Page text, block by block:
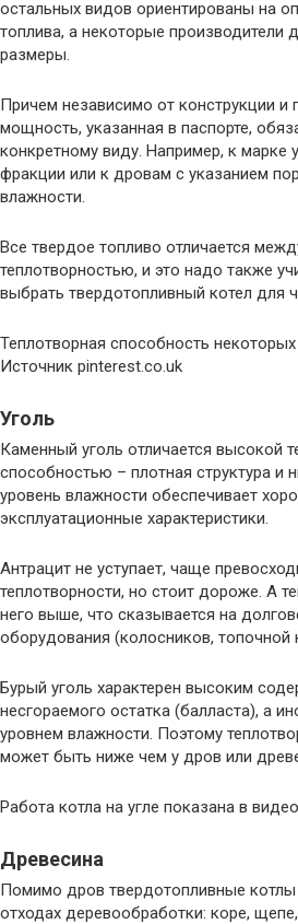
остальных видов ориентированы на
топлива, а некоторые производители
размеры.
Причем независимо от конструкции и
мощность, указанная в паспорте,
конкретному виду. Например, к марке
фракции или к дровам с указанием
влажности.
Все твердое топливо отличается
теплотворностью, и это надо также
выбрать твердотопливный котел для
Теплотворная способность
Источник pinterest.co.uk
Уголь
Каменный уголь отличается высокой
способностью – плотная структура и
уровень влажности обеспечивает
эксплуатационные характеристики.
Антрацит не уступает, чаще
теплотворности, но стоит дороже. А
него выше, что сказывается на
оборудования (колосников,
Бурый уголь характерен высоким
несгораемого остатка (балласта), а
уровнем влажности. Поэтому
может быть ниже чем у дров или
Работа котла на угле показана в
Древесина
Помимо дров твердотопливные котлы
отходах деревообработки: коре,